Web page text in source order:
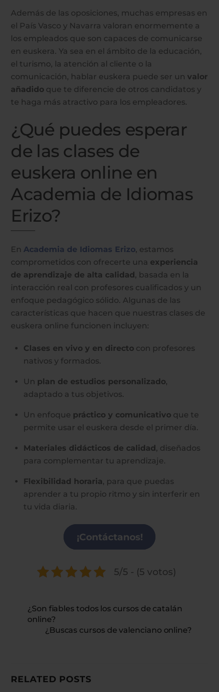
Además de las oposiciones, muchas empresas en
el País Vasco y Navarra valoran enormemente a
los empleados que son capaces de comunicarse
en euskera. Ya sea en el ámbito de la educación,
el turismo, la atención al cliente o la
comunicación, hablar euskera puede ser un valor
añadido que te diferencie de otros candidatos y
te haga más atractivo para los empleadores.
¿Qué puedes esperar
de las clases de
euskera online en
Academia de Idiomas
Erizo?
En Academia de Idiomas Erizo, estamos
comprometidos con ofrecerte una experiencia
de aprendizaje de alta calidad, basada en la
interacción real con profesores cualificados y un
enfoque pedagógico sólido. Algunas de las
características que hacen que nuestras clases de
euskera online funcionen incluyen:
Clases en vivo y en directo con profesores
nativos y formados.
Un plan de estudios personalizado,
adaptado a tus objetivos.
Un enfoque práctico y comunicativo que te
permite usar el euskera desde el primer día.
Materiales didácticos de calidad , diseñados
para complementar tu aprendizaje.
Flexibilidad horaria, para que puedas
aprender a tu propio ritmo y sin interferir en
tu vida diaria.
¡Contáctanos!
5/5 - (5 votos)
¿Son fiables todos los cursos de catalán
online?
¿Buscas cursos de valenciano online?
RELATED POSTS